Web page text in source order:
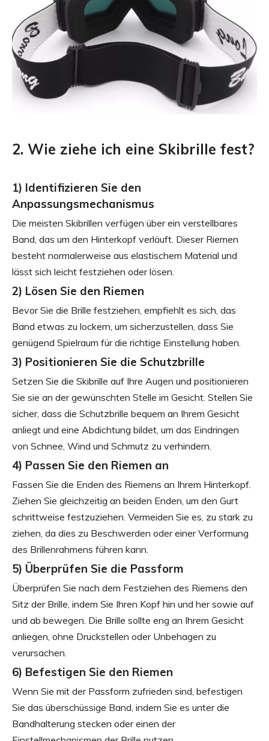
2. Wie ziehe ich eine Skibrille fest?
1) Identifizieren Sie den
Anpassungsmechanismus
Die meisten Skibrillen verfügen über ein verstellbares
Band, das um den Hinterkopf verläuft. Dieser Riemen
besteht normalerweise aus elastischem Material und
lässt sich leicht festziehen oder lösen.
2) Lösen Sie den Riemen
Bevor Sie die Brille festziehen, empfiehlt es sich, das
Band etwas zu lockern, um sicherzustellen, dass Sie
genügend Spielraum für die richtige Einstellung haben.
3) Positionieren Sie die Schutzbrille
Setzen Sie die Skibrille auf Ihre Augen und positionieren
Sie sie an der gewünschten Stelle im Gesicht. Stellen Sie
sicher, dass die Schutzbrille bequem an Ihrem Gesicht
anliegt und eine Abdichtung bildet, um das Eindringen
von Schnee, Wind und Schmutz zu verhindern.
4) Passen Sie den Riemen an
Fassen Sie die Enden des Riemens an Ihrem Hinterkopf.
Ziehen Sie gleichzeitig an beiden Enden, um den Gurt
schrittweise festzuziehen. Vermeiden Sie es, zu stark zu
ziehen, da dies zu Beschwerden oder einer Verformung
des Brillenrahmens führen kann.
5) Überprüfen Sie die Passform
Überprüfen Sie nach dem Festziehen des Riemens den
Sitz der Brille, indem Sie Ihren Kopf hin und her sowie auf
und ab bewegen. Die Brille sollte eng an Ihrem Gesicht
anliegen, ohne Druckstellen oder Unbehagen zu
verursachen.
6) Befestigen Sie den Riemen
Wenn Sie mit der Passform zufrieden sind, befestigen
Sie das überschüssige Band, indem Sie es unter die
Bandhalterung stecken oder einen der